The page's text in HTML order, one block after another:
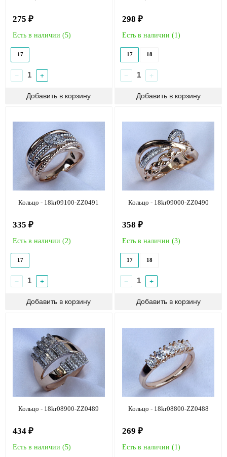
275 ₽
Есть в наличии (5)
17
− +
298 ₽
Есть в наличии (1)
17 18
− +
Кольцо - 18kr09100-ZZ0491
335 ₽
Есть в наличии (2)
17
− +
Кольцо - 18kr09000-ZZ0490
358 ₽
Есть в наличии (3)
17 18
− +
Кольцо - 18kr08900-ZZ0489
434 ₽
Есть в наличии (5)
Кольцо - 18kr08800-ZZ0488
269 ₽
Есть в наличии (1)